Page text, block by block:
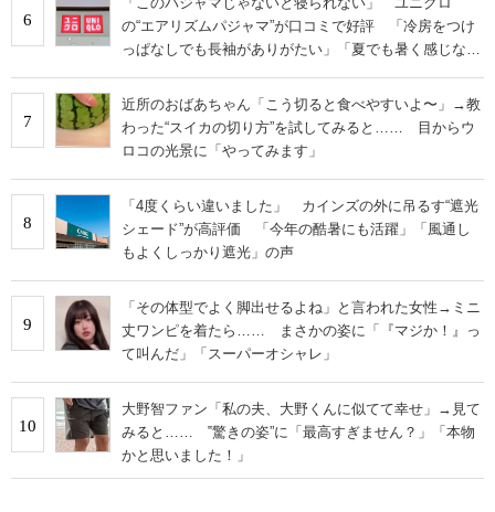
6
の“エアリズムパジャマ”が口コミで好評 「冷房をつけ
っぱなしでも長袖がありがたい」「夏でも暑く感じな
7
近所のおばあちゃん「こう切ると食べやすいよ〜」→教
わった“スイカの切り方”を試してみると…… 目からウ
ロコの光景に「やってみます」
8
「4度くらい違いました」 カインズの外に吊るす“遮光
シェード”が高評価 「今年の酷暑にも活躍」「風通し
もよくしっかり遮光」の声
9
「その体型でよく脚出せるよね」と言われた女性→ミニ
丈ワンピを着たら…… まさかの姿に「『マジか！』っ
て叫んだ」「スーパーオシャレ」
10
大野智ファン「私の夫、大野くんに似てて幸せ」→見て
みると…… ‟驚きの姿”に「最高すぎません？」「本物
かと思いました！」